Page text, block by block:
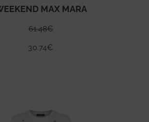
MAX MARA
61.48€
30.74€